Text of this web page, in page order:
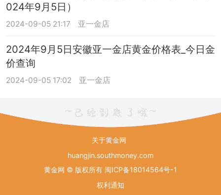
024年9月5日）
2024-09-05 21:17 亚一金店
2024年9月5日安徽亚一金店黄金价格表_今日金
价查询
2024-09-05 17:02 亚一金店
关于黄金网
huangjin.southmoney.com
黄金网 © 版权所有 闽ICP备18014564号-1
权利通知